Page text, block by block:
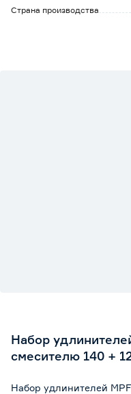
- шестигранный ключ 6
Страна производства
Набор
смесителю 140 +
Набор удлинителей